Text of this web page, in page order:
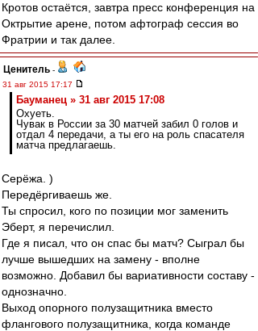
Кротов остаётся, завтра пресс конференция на
Октрытие арене, потом афтограф сессия во
Фратрии и так далее.
Ценитель -
31 авг 2015 17:17
Бауманец » 31 авг 2015 17:08
Охуеть.
Чувак в России за 30 матчей забил 0 голов и
отдал 4 передачи, а ты его на роль спасателя
матча предлагаешь.
Серёжа. )
Передёргиваешь же.
Ты спросил, кого по позиции мог заменить
Эберт, я перечислил.
Где я писал, что он спас бы матч? Сыграл бы
лучше вышедших на замену - вполне
возможно. Добавил бы вариативности составу -
однозначно.
Выход опорного полузащитника вместо
флангового полузащитника, когда команде